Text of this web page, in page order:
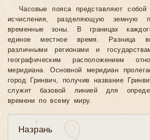
Часовые пояса представляют собой
исчисления, разделяющую земную
временные зоны. В границах
единое местное время. Разница
различными регионами и
географическим расположением
меридиана. Основной меридиан
город Гринвич, получив название
служит базовой линией для
времени по всему миру.
Назрань